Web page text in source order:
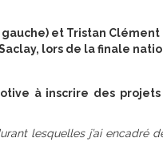
et Tristan
lors de la finale
à inscrire des
lesquelles j’ai encadré